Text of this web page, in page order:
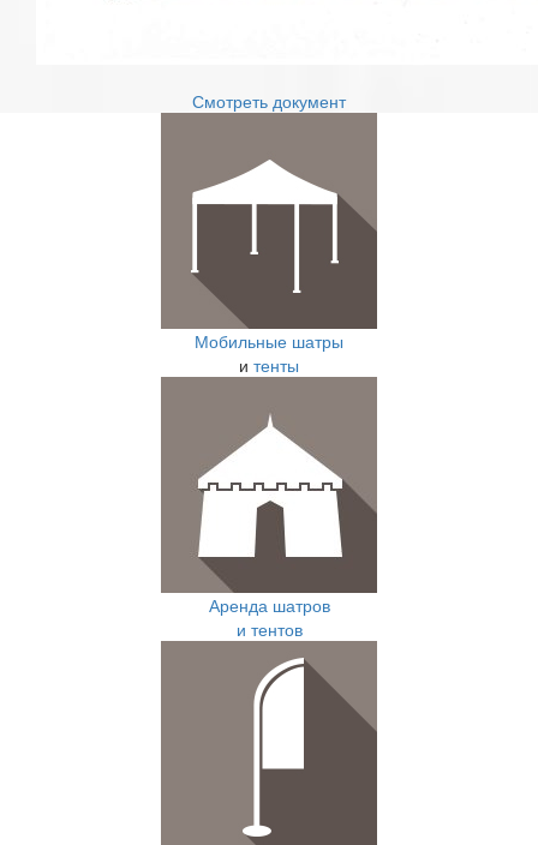
Смотреть документ
Мобильные шатры
и тенты
Аренда шатров
и тентов